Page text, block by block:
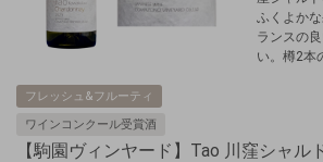
ふくよか
ランスの
い。樽2本
フレッシュ&フルーティ
ワインコンクール受賞酒
【駒園ヴィンヤード】Tao 川窪シャル